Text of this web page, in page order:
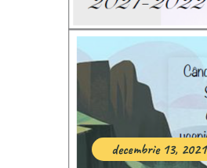
decembrie 13, 2021